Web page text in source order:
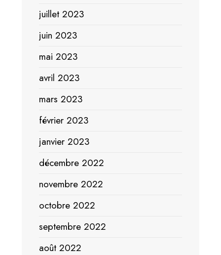
juillet 2023
juin 2023
mai 2023
avril 2023
mars 2023
février 2023
janvier 2023
décembre 2022
novembre 2022
octobre 2022
septembre 2022
août 2022